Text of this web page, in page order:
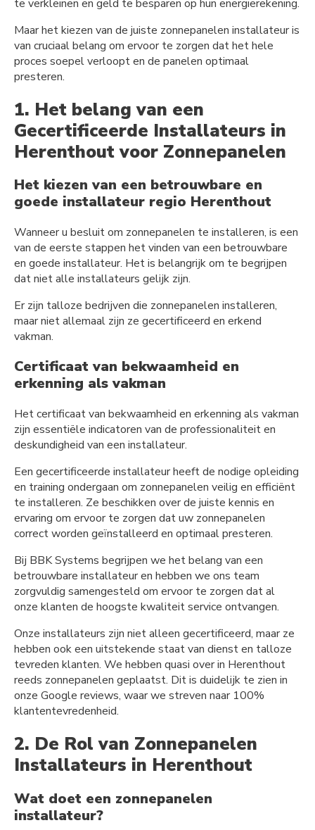
te verkleinen en geld te besparen op hun energierekening.
Maar het kiezen van de juiste zonnepanelen installateur is
van cruciaal belang om ervoor te zorgen dat het hele
proces soepel verloopt en de panelen optimaal
presteren.
1. Het belang van een
Gecertificeerde Installateurs in
Herenthout voor Zonnepanelen
Het kiezen van een betrouwbare en
goede installateur regio Herenthout
Wanneer u besluit om zonnepanelen te installeren, is een
van de eerste stappen het vinden van een betrouwbare
en goede installateur. Het is belangrijk om te begrijpen
dat niet alle installateurs gelijk zijn.
Er zijn talloze bedrijven die zonnepanelen installeren,
maar niet allemaal zijn ze gecertificeerd en erkend
vakman.
Certificaat van bekwaamheid en
erkenning als vakman
Het certificaat van bekwaamheid en erkenning als vakman
zijn essentiële indicatoren van de professionaliteit en
deskundigheid van een installateur.
Een gecertificeerde installateur heeft de nodige opleiding
en training ondergaan om zonnepanelen veilig en efficiënt
te installeren. Ze beschikken over de juiste kennis en
ervaring om ervoor te zorgen dat uw zonnepanelen
correct worden geïnstalleerd en optimaal presteren.
Bij BBK Systems begrijpen we het belang van een
betrouwbare installateur en hebben we ons team
zorgvuldig samengesteld om ervoor te zorgen dat al
onze klanten de hoogste kwaliteit service ontvangen.
Onze installateurs zijn niet alleen gecertificeerd, maar ze
hebben ook een uitstekende staat van dienst en talloze
tevreden klanten. We hebben quasi over in Herenthout
reeds zonnepanelen geplaatst. Dit is duidelijk te zien in
onze Google reviews, waar we streven naar 100%
klantentevredenheid.
2. De Rol van Zonnepanelen
Installateurs in Herenthout
Wat doet een zonnepanelen
installateur?